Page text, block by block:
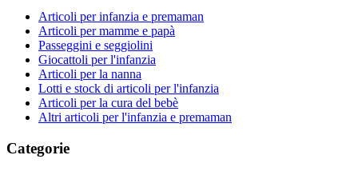
Articoli per infanzia e premaman
Articoli per mamme e papà
Passeggini e seggiolini
Giocattoli per l'infanzia
Articoli per la nanna
Lotti e stock di articoli per l'infanzia
Articoli per la cura del bebè
Altri articoli per l'infanzia e premaman
Categorie